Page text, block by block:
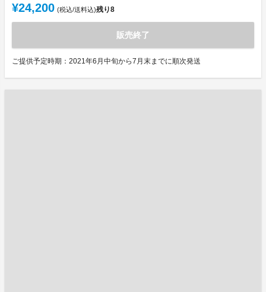
¥24,200 (税込/送料込)残り8
販売終了
ご提供予定時期：2021年6月中旬から7月末までに順次発送